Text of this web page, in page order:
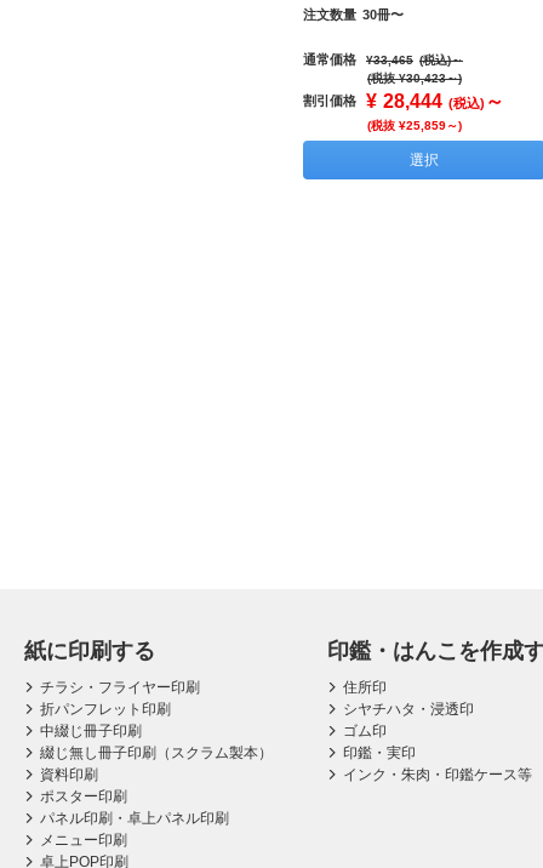
注文数量 30冊〜
通常価格 ¥33,465 (税込)～
(税抜 ¥30,423～)
割引価格 ¥ 28,444 (税込) ～
(税抜 ¥25,859～)
選択
紙に印刷する
チラシ・フライヤー印刷
折パンフレット印刷
中綴じ冊子印刷
綴じ無し冊子印刷（スクラム製本）
資料印刷
ポスター印刷
パネル印刷・卓上パネル印刷
メニュー印刷
卓上POP印刷
印鑑・はんこを作成
住所印
シヤチハタ・浸透印
ゴム印
印鑑・実印
インク・朱肉・印鑑ケース等